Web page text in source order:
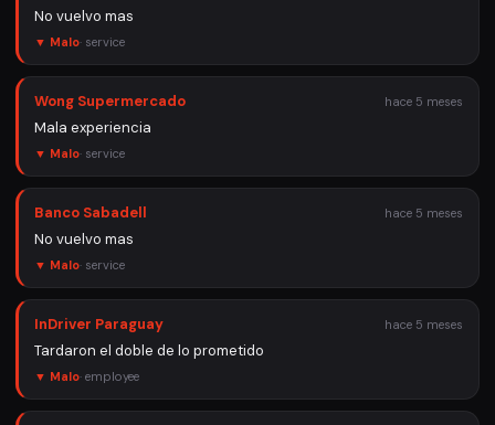
No vuelvo mas
▼ Malo· service
Wong Supermercado hace 5 meses
Mala experiencia
▼ Malo· service
Banco Sabadell hace 5 meses
No vuelvo mas
▼ Malo· service
InDriver Paraguay hace 5 meses
Tardaron el doble de lo prometido
▼ Malo· employee